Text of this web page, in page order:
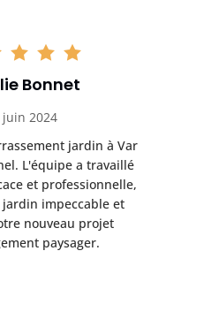
Bonnet
juin 2024
jardin à Var
L'équipe a travaillé
et professionnelle,
impeccable et
nouveau projet
paysager.